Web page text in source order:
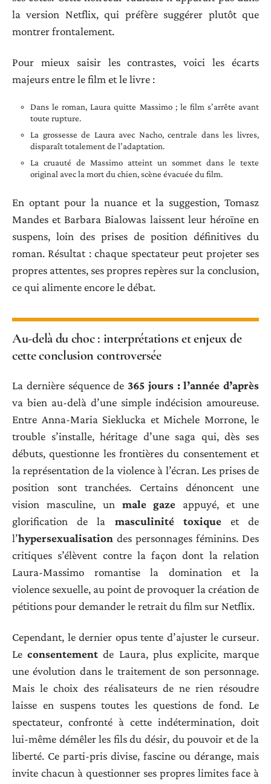
la version Netflix, qui préfère suggérer plutôt que
montrer frontalement.
Pour mieux saisir les contrastes, voici les écarts
majeurs entre le film et le livre :
Dans le roman, Laura quitte Massimo ; le film s’arrête avant
toute rupture.
La grossesse de Laura avec Nacho, centrale dans les livres,
disparaît totalement de l’adaptation.
La cruauté de Massimo atteint un sommet dans le texte
original avec la mort du chien, scène évacuée du film.
En optant pour la nuance et la suggestion, Tomasz
Mandes et Barbara Bialowas laissent leur héroïne en
suspens, loin des prises de position définitives du
roman. Résultat : chaque spectateur peut projeter ses
propres attentes, ses propres repères sur la conclusion,
ce qui alimente encore le débat.
Au-delà du choc : interprétations et enjeux de
cette conclusion controversée
La dernière séquence de 365 jours : l’année d’après
va bien au-delà d’une simple indécision amoureuse.
Entre Anna-Maria Sieklucka et Michele Morrone, le
trouble s’installe, héritage d’une saga qui, dès ses
débuts, questionne les frontières du consentement et
la représentation de la violence à l’écran. Les prises de
position sont tranchées. Certains dénoncent une
vision masculine, un male gaze appuyé, et une
glorification de la masculinité toxiqueet de
l’hypersexualisation des personnages féminins. Des
critiques s’élèvent contre la façon dont la relation
Laura-Massimo romantise la domination et la
violence sexuelle, au point de provoquer la création de
pétitions pour demander le retrait du film sur Netflix.
Cependant, le dernier opus tente d’ajuster le curseur.
Leconsentement de Laura, plus explicite, marque
une évolution dans le traitement de son personnage.
Mais le choix des réalisateurs de ne rien résoudre
laisse en suspens toutes les questions de fond. Le
spectateur, confronté à cette indétermination, doit
lui-même démêler les fils du désir, du pouvoir et de la
liberté. Ce parti-pris divise, fascine ou dérange, mais
invite chacun à questionner ses propres limites face à